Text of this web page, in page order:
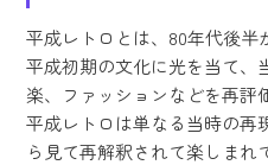
平成レトロとは、80年代後半
平成初期の文化に光を当て、
楽、ファッションなどを再評
平成レトロは単なる当時の再
ら見て再解釈されて楽しまれ